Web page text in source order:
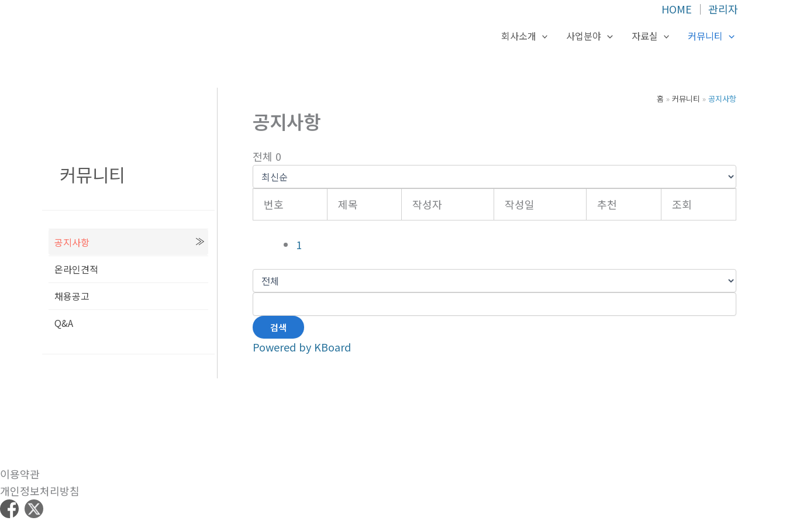
HOME │ 관리자
회사소개 사업분야 자료실 커뮤니티
커뮤니티
공지사항
온라인견적
채용공고
Q&A
홈 커뮤니티 공지사항
공지사항
전체 0
번호 제목 작성자 작성일 추천 조회
1
검색
Powered by KBoard
이용약관
개인정보처리방침